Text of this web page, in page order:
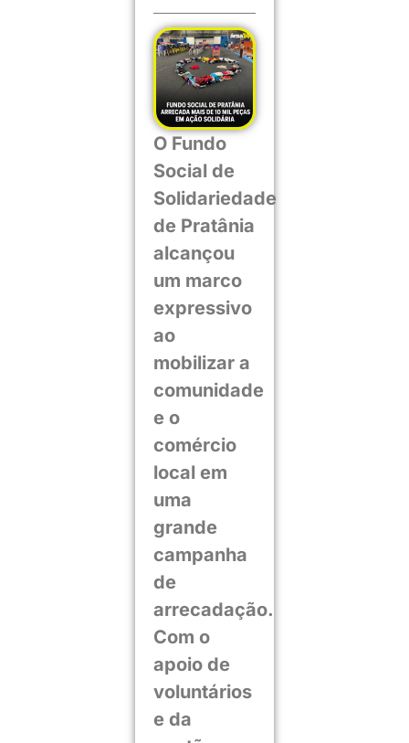
O Fundo
Social de
Solidariedade
de Pratânia
alcançou
um marco
expressivo
ao
mobilizar a
comunidade
e o
comércio
local em
uma
grande
campanha
de
arrecadação.
Com o
apoio de
voluntários
e da